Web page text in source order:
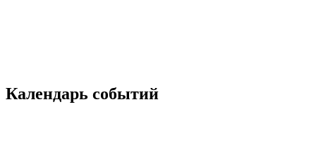
Календарь событий